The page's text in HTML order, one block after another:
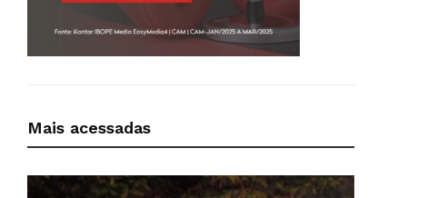
Mais acessadas